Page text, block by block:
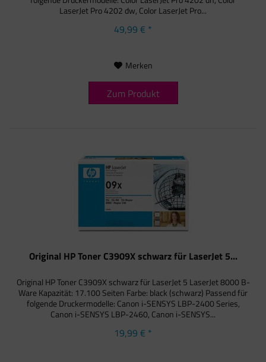
LaserJet Pro 4202 dw, Color LaserJet Pro...
49,99 € *
Merken
Zum Produkt
Original HP Toner C3909X schwarz für LaserJet 5...
Original HP Toner C3909X schwarz für LaserJet 5 LaserJet 8000 B-
Ware Kapazität: 17.100 Seiten Farbe: black (schwarz) Passend für
folgende Druckermodelle: Canon i-SENSYS LBP-2400 Series,
Canon i-SENSYS LBP-2460, Canon i-SENSYS...
19,99 € *